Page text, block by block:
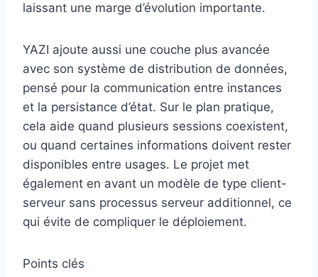
laissant une marge d’évolution importante.
YAZI ajoute aussi une couche plus avancée
avec son système de distribution de données,
pensé pour la communication entre instances
et la persistance d’état. Sur le plan pratique,
cela aide quand plusieurs sessions coexistent,
ou quand certaines informations doivent rester
disponibles entre usages. Le projet met
également en avant un modèle de type client-
serveur sans processus serveur additionnel, ce
qui évite de compliquer le déploiement.
Points clés